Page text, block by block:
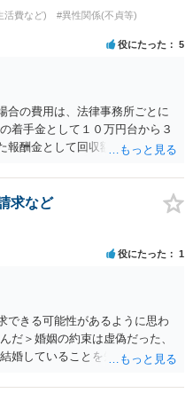
活費など)
#異性関係(不貞等)
役にたった 5
合の費用は、法律事務所ごとに
着手金として１０万円台から３
報酬金として回収額の１０％か
することもあります。 もっと
所・勤務先が分かるか、慰謝料
まで見込むかによって、費用は
合、訴訟になった場合、回収
くとよいでしょう。 弁護士選び
、質問に具体的に答えてくれる
直接か事務局員を介するかな
るとよいと思います。いずれに
たっては、証拠資料、夫と相
夫婦関係への影響、離婚予定の
求など
役にたった 1
できる可能性があるように思わ
だ＞婚姻の約束は虚偽だった、
婚していることを知って行為に
謝料は高額にならないように思